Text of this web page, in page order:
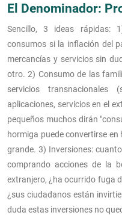
El Denominador:
Sencillo, 3 ideas rápidas:
consumos si la inflación del
mercancías y servicios sin
otro. 2) Consumo de las
servicios transnacionales
aplicaciones, servicios en el
pequeños muchos dirán
hormiga puede convertirse
grande. 3) Inversiones:
comprando acciones de la
extranjero, ¿ha ocurrido fuga
¿sus ciudadanos están
duda estas inversiones no